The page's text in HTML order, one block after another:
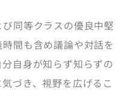
同等クラスの優良中堅
間も含め議論や対話を
自身が知らず知らずの
づき、視野を広げるこ